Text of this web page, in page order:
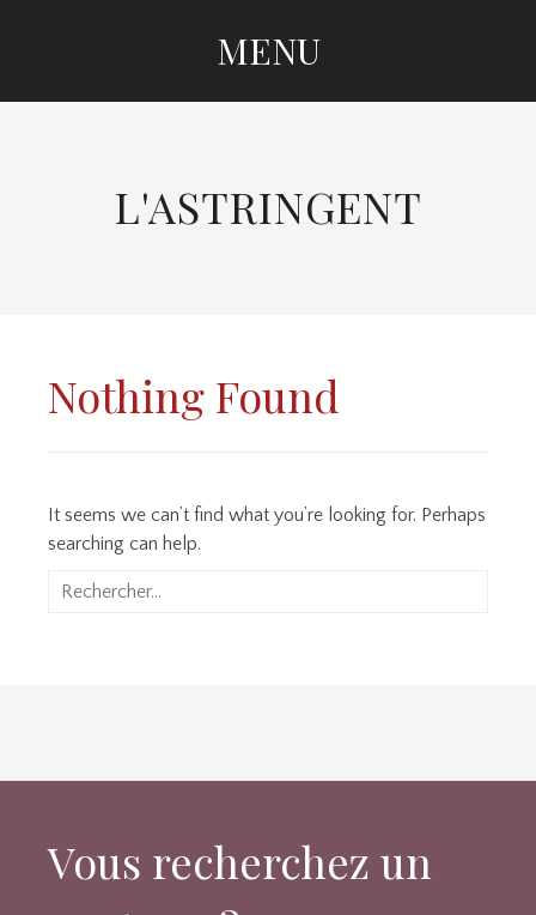
MENU
L'ASTRINGENT
Nothing Found
It seems we can’t find what you’re looking for. Perhaps
searching can help.
Rechercher :
Vous recherchez un